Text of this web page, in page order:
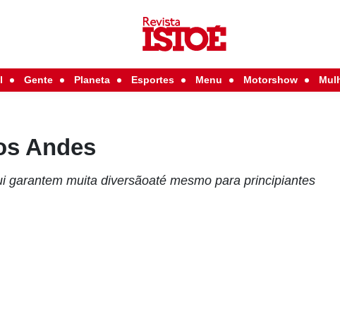
Gente Planeta Esportes Menu Motorshow
Andes
garantem muita diversãoaté mesmo para principiantes